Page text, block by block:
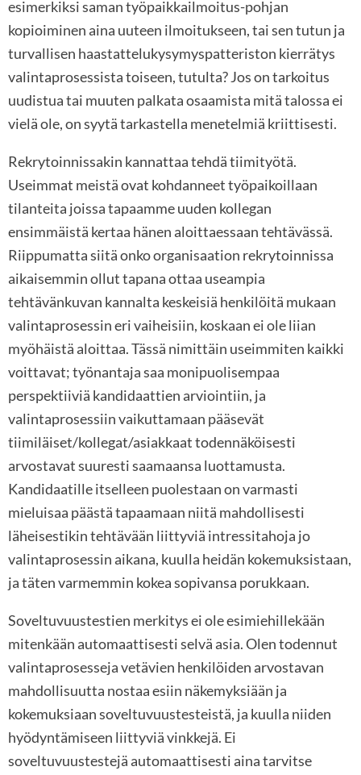
esimerkiksi saman työpaikkailmoitus-pohjan
kopioiminen aina uuteen ilmoitukseen, tai sen tutun ja
turvallisen haastattelukysymyspatteriston kierrätys
valintaprosessista toiseen, tutulta? Jos on tarkoitus
uudistua tai muuten palkata osaamista mitä talossa ei
vielä ole, on syytä tarkastella menetelmiä kriittisesti.
Rekrytoinnissakin kannattaa tehdä tiimityötä.
Useimmat meistä ovat kohdanneet työpaikoillaan
tilanteita joissa tapaamme uuden kollegan
ensimmäistä kertaa hänen aloittaessaan tehtävässä.
Riippumatta siitä onko organisaation rekrytoinnissa
aikaisemmin ollut tapana ottaa useampia
tehtävänkuvan kannalta keskeisiä henkilöitä mukaan
valintaprosessin eri vaiheisiin, koskaan ei ole liian
myöhäistä aloittaa. Tässä nimittäin useimmiten kaikki
voittavat; työnantaja saa monipuolisempaa
perspektiiviä kandidaattien arviointiin, ja
valintaprosessiin vaikuttamaan pääsevät
tiimiläiset/kollegat/asiakkaat todennäköisesti
arvostavat suuresti saamaansa luottamusta.
Kandidaatille itselleen puolestaan on varmasti
mieluisaa päästä tapaamaan niitä mahdollisesti
läheisestikin tehtävään liittyviä intressitahoja jo
valintaprosessin aikana, kuulla heidän kokemuksistaan,
ja täten varmemmin kokea sopivansa porukkaan.
Soveltuvuustestien merkitys ei ole esimiehillekään
mitenkään automaattisesti selvä asia. Olen todennut
valintaprosesseja vetävien henkilöiden arvostavan
mahdollisuutta nostaa esiin näkemyksiään ja
kokemuksiaan soveltuvuustesteistä, ja kuulla niiden
hyödyntämiseen liittyviä vinkkejä. Ei
soveltuvuustestejä automaattisesti aina tarvitse